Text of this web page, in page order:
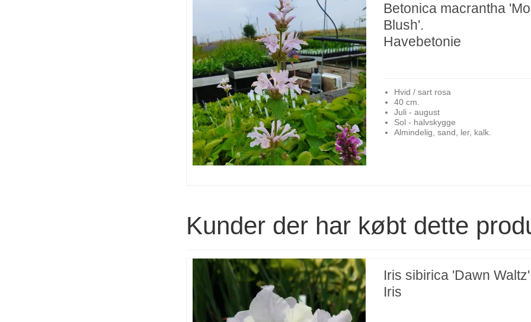
Betonica macrantha
Blush'.
Havebetonie
Hvid / sart rosa
40 cm.
Juli - august
Sol - halvskygge
Almindelig, sand, ler, kalk.
Kunder der har købt dette
Iris sibirica 'Dawn
Iris